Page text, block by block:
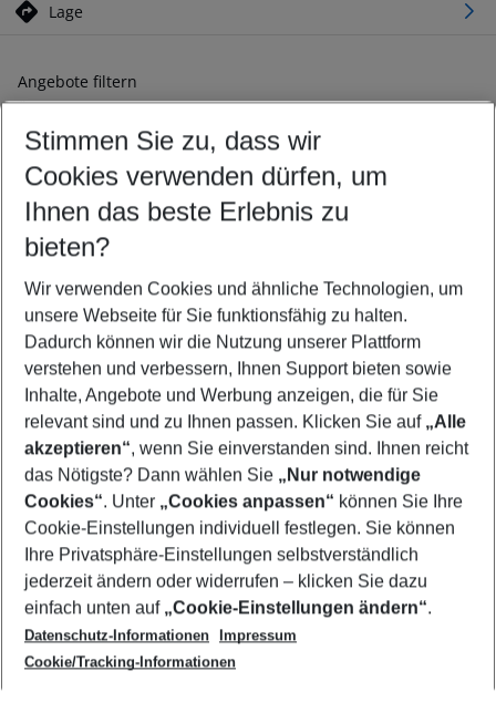
Lage
Angebote filtern
Ändern Sie Ihre Kriterien nach Ihren Wünschen
Abflughafen wählen
Beliebiger Abflughafen
Reisezeitraum wählen
10.08.26– 08.08.27 5-8 Nächte
2 Erwachsene Keine Kinder
Mehr Filter anzeigen
Footer
Footer navigation
Über uns
AGB
Cookie-Einstellungen ändern
Cookie-Richtlinie
Datenschutz
Service & Hilfe
Barrierefreies Reisen
Check-in
Folgen Sie uns
Stimmen Sie zu, dass wir
Cookies verwenden dürfen, um
Ihnen das beste Erlebnis zu
bieten?
Wir verwenden Cookies und ähnliche Technologien, um
unsere Webseite für Sie funktionsfähig zu halten.
Dadurch können wir die Nutzung unserer Plattform
verstehen und verbessern, Ihnen Support bieten sowie
Inhalte, Angebote und Werbung anzeigen, die für Sie
relevant sind und zu Ihnen passen. Klicken Sie auf „Alle
akzeptieren“, wenn Sie einverstanden sind. Ihnen reicht
das Nötigste? Dann wählen Sie „Nur notwendige
Cookies“. Unter „Cookies anpassen“ können Sie Ihre
Cookie-Einstellungen individuell festlegen. Sie können
Ihre Privatsphäre-Einstellungen selbstverständlich
jederzeit ändern oder widerrufen – klicken Sie dazu
einfach unten auf „Cookie-Einstellungen ändern“.
Datenschutz-Informationen
Impressum
Cookie/Tracking-Informationen